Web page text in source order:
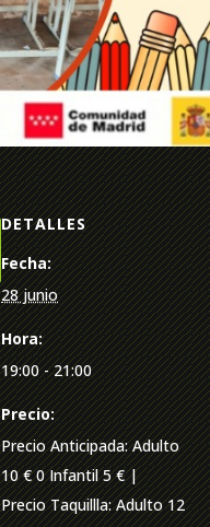
DETALLES
Fecha:
28 junio
Hora:
19:00 - 21:00
Precio:
Precio Anticipada: Adulto
10 € 0 Infantil 5 € |
Precio Taquillla: Adulto 12